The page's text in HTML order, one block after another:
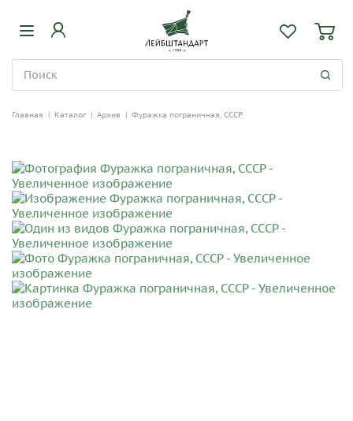
Главная | Каталог | Архив | Фуражка пограничная, СССР